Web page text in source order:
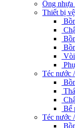
Ống nhựa
Thiết bị
Vòi
Téc nước
Bể
Téc nước